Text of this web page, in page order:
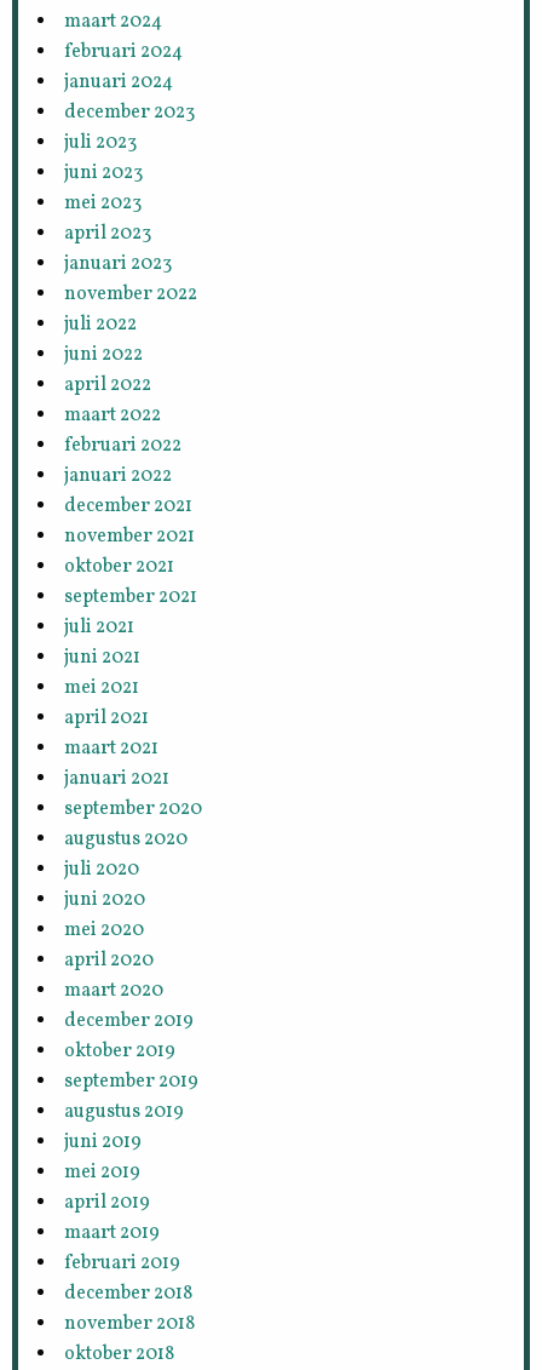
maart 2024
februari 2024
januari 2024
december 2023
juli 2023
juni 2023
mei 2023
april 2023
januari 2023
november 2022
juli 2022
juni 2022
april 2022
maart 2022
februari 2022
januari 2022
december 2021
november 2021
oktober 2021
september 2021
juli 2021
juni 2021
mei 2021
april 2021
maart 2021
januari 2021
september 2020
augustus 2020
juli 2020
juni 2020
mei 2020
april 2020
maart 2020
december 2019
oktober 2019
september 2019
augustus 2019
juni 2019
mei 2019
april 2019
maart 2019
februari 2019
december 2018
november 2018
oktober 2018